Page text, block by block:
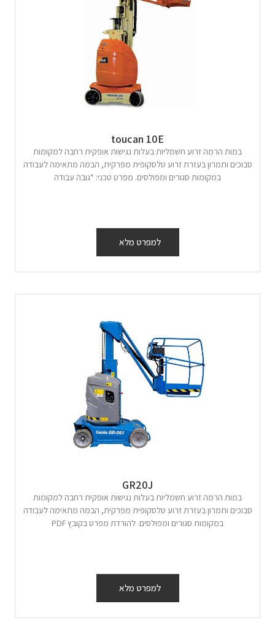
toucan 10E
במות הרמה זרוע חשמליות בעלות נגישות אופקית רחבה למקומות
סבוכים ותמרון בעזרת זרוע טלסקופית מפרקית, הבמה מתאימה לעבודה
במקומות סגורים ומפולסים. מפרט טכני: *גובה עבודה
למפרט מלא
GR20J
במות הרמה זרוע חשמליות בעלות נגישות אופקית רחבה למקומות
סבוכים ותמרון בעזרת זרוע טלסקופית מפרקית, הבמה מתאימה לעבודה
במקומות סגורים ומפולסים. להורדת מפרט בקובץ PDF
למפרט מלא